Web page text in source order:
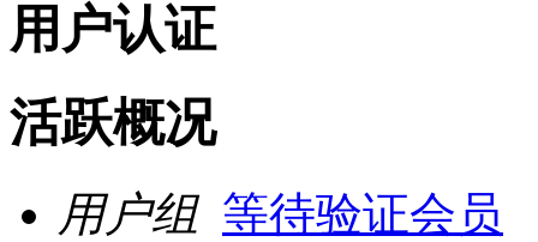
用户认证
活跃概况
用户组 等待验证会员